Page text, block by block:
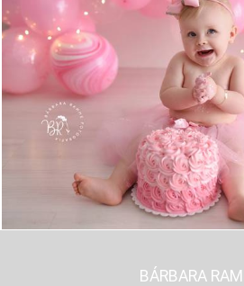
1283
BÁRBARA